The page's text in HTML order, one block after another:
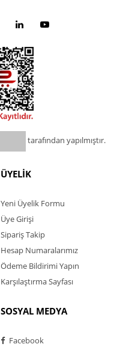
tarafından yapılmıştır.
ÜYELİK
Yeni Üyelik Formu
Üye Girişi
Sipariş Takip
Hesap Numaralarımız
Ödeme Bildirimi Yapın
Karşılaştırma Sayfası
SOSYAL MEDYA
Facebook